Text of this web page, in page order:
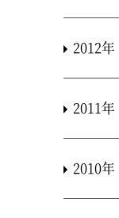
2012年
2011年
2010年